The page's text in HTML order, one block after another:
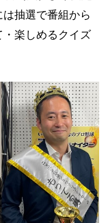
抽選で番組から
楽しめるクイズ